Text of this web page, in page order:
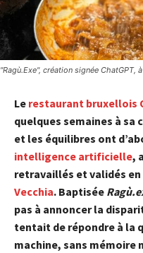
"Ragù.Exe", création signée ChatGPT,
Le restaurant bruxellois
quelques semaines à
et les équilibres ont
intelligence artificielle,
retravaillés et validés
Vecchia. Baptisée
pas à annoncer la
tentait de répondre à la
machine, sans mémoire